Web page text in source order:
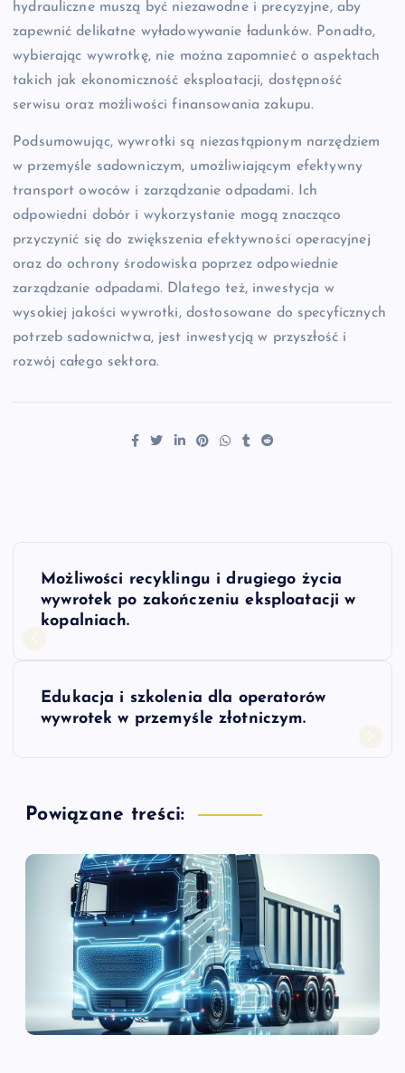
hydrauliczne muszą być niezawodne i precyzyjne, aby
zapewnić delikatne wyładowywanie ładunków. Ponadto,
wybierając wywrotkę, nie można zapomnieć o aspektach
takich jak ekonomiczność eksploatacji, dostępność
serwisu oraz możliwości finansowania zakupu.
Podsumowując, wywrotki są niezastąpionym narzędziem
w przemyśle sadowniczym, umożliwiającym efektywny
transport owoców i zarządzanie odpadami. Ich
odpowiedni dobór i wykorzystanie mogą znacząco
przyczynić się do zwiększenia efektywności operacyjnej
oraz do ochrony środowiska poprzez odpowiednie
zarządzanie odpadami. Dlatego też, inwestycja w
wysokiej jakości wywrotki, dostosowane do specyficznych
potrzeb sadownictwa, jest inwestycją w przyszłość i
rozwój całego sektora.
N
c
p
Możliwości recyklingu i drugiego życia
wywrotek po zakończeniu eksploatacji w
kopalniach.
Edukacja i szkolenia dla operatorów
wywrotek w przemyśle złotniczym.
Powiązane treści: